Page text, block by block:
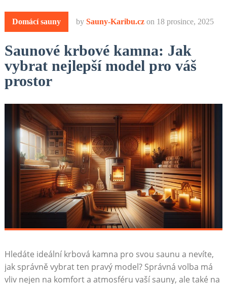
Domácí sauny by Sauny-Karibu.cz on 18 prosince, 2025
Saunové krbové kamna: Jak
vybrat nejlepší model pro váš
prostor
Hledáte ideální krbová kamna pro svou saunu a nevíte,
jak správně vybrat ten pravý model? Správná volba má
vliv nejen na komfort a atmosféru vaší sauny, ale také na